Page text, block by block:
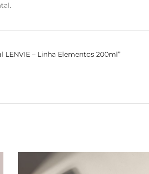
– Linha Elementos 200ml”